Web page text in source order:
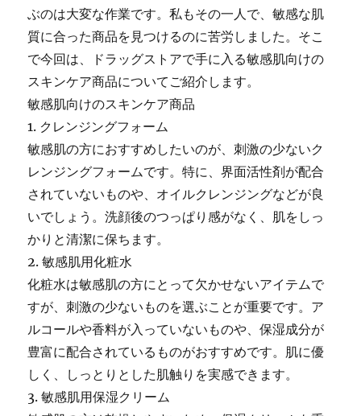
ぶのは大変な作業です。私もその一人で、敏感な肌
質に合った商品を見つけるのに苦労しました。そこ
で今回は、ドラッグストアで手に入る敏感肌向けの
スキンケア商品についてご紹介します。
敏感肌向けのスキンケア商品
1. クレンジングフォーム
敏感肌の方におすすめしたいのが、刺激の少ないク
レンジングフォームです。特に、界面活性剤が配合
されていないものや、オイルクレンジングなどが良
いでしょう。洗顔後のつっぱり感がなく、肌をしっ
かりと清潔に保ちます。
2. 敏感肌用化粧水
化粧水は敏感肌の方にとって欠かせないアイテムで
すが、刺激の少ないものを選ぶことが重要です。ア
ルコールや香料が入っていないものや、保湿成分が
豊富に配合されているものがおすすめです。肌に優
しく、しっとりとした肌触りを実感できます。
3. 敏感肌用保湿クリーム